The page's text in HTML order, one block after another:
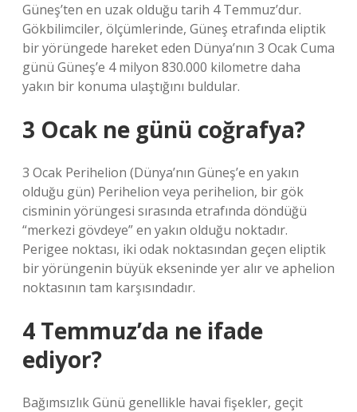
Güneş’ten en uzak olduğu tarih 4 Temmuz’dur.
Gökbilimciler, ölçümlerinde, Güneş etrafında eliptik
bir yörüngede hareket eden Dünya’nın 3 Ocak Cuma
günü Güneş’e 4 milyon 830.000 kilometre daha
yakın bir konuma ulaştığını buldular.
3 Ocak ne günü coğrafya?
3 Ocak Perihelion (Dünya’nın Güneş’e en yakın
olduğu gün) Perihelion veya perihelion, bir gök
cisminin yörüngesi sırasında etrafında döndüğü
“merkezi gövdeye” en yakın olduğu noktadır.
Perigee noktası, iki odak noktasından geçen eliptik
bir yörüngenin büyük ekseninde yer alır ve aphelion
noktasının tam karşısındadır.
4 Temmuz’da ne ifade
ediyor?
Bağımsızlık Günü genellikle havai fişekler, geçit